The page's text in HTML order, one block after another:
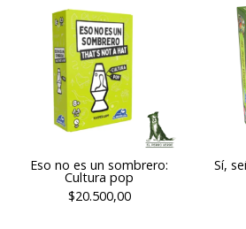
Eso no es un sombrero:
Cultura pop
$20.500,00
Sí,